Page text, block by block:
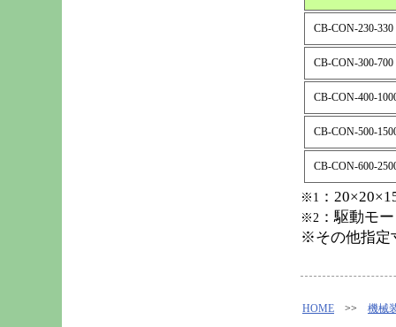
CB-CON-230-330
CB-CON-300-700
CB-CON-400-
CB-CON-500-
CB-CON-600-
※1 ：
※2 ：駆動モ
※その他指定
HOME >> 機械